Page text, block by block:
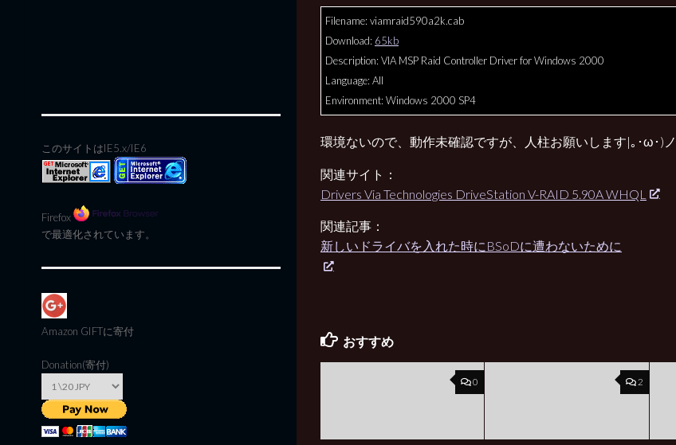
Filename: viamraid590a2k.cab
Download: 65kb
Description: VIA MSP Raid Controller Driver for Windows 2000
Language: All
Environment: Windows 2000 SP4
環境ないので、動作未確認ですが、人柱お願いします|｡･ω･)ノ
関連サイト：
Drivers Via Technologies DriveStation V-RAID 5.90A WHQL
関連記事：
新しいドライバを入れた時にBSoDに遭わないために
おすすめ
0 2
このサイトはIE5.x/IE6
Firefox
で最適化されています。
Amazon GIFTに寄付
Donation(寄付)